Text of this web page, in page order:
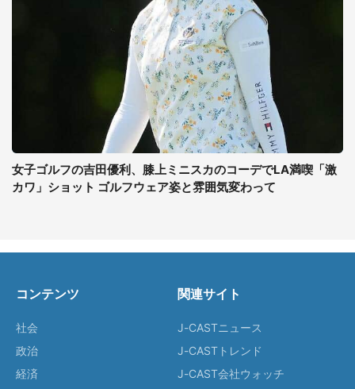
女子ゴルフの吉田優利、膝上ミニスカのコーデでLA満喫「激
カワ」ショット ゴルフウェア姿と雰囲気変わって
コンテンツ
社会
政治
経済
関連サイト
J-CASTニュース
J-CASTトレンド
J-CAST会社ウォッチ